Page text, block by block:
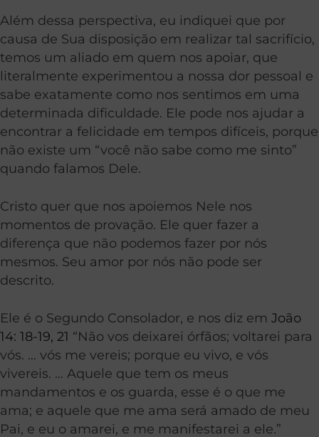
Além dessa perspectiva, eu indiquei que por
causa de Sua disposição em realizar tal sacrifício,
temos um aliado em quem nos apoiar, que
literalmente experimentou a nossa dor pessoal e
sabe exatamente como nos sentimos em uma
determinada dificuldade. Ele pode nos ajudar a
encontrar a felicidade em tempos difíceis, porque
não existe um “você não sabe como me sinto”
quando falamos Dele.
Cristo quer que nos apoiemos Nele nos
momentos de provação. Ele quer fazer a
diferença que não podemos fazer por nós
mesmos. Seu amor por nós não pode ser
descrito.
Ele é o Segundo Consolador, e nos diz em João
14: 18-19, 21 “Não vos deixarei órfãos; voltarei para
vós. … vós me vereis; porque eu vivo, e vós
vivereis. … Aquele que tem os meus
mandamentos e os guarda, esse é o que me
ama; e aquele que me ama será amado de meu
Pai, e eu o amarei, e me manifestarei a ele.”